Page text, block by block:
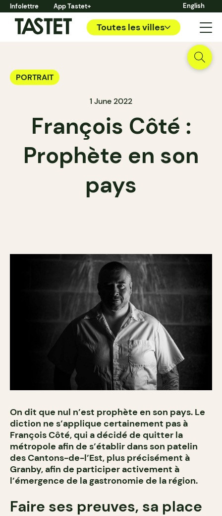
Infolettre App Tastet+ English
Toutes les villes
PORTRAIT
1 June 2022
François Côté :
Prophète en son
pays
On dit que nul n’est prophète en son pays. Le
diction ne s’applique certainement pas à
François Côté, qui a décidé de quitter la
métropole afin de s’établir dans son patelin
des Cantons-de-l’Est, plus précisément à
Granby, afin de participer activement à
l’émergence de la gastronomie de la région.
Faire ses preuves, sa place